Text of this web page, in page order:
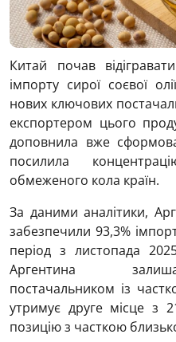
Китай почав
імпорту сирої соєвої
нових ключових
експортером цього
доповнила вже
посилила
обмеженого кола країн.
За даними аналітики,
забезпечили 93,3%
період з листопада
Аргентина
постачальником із
утримує друге місце з
позицію з часткою